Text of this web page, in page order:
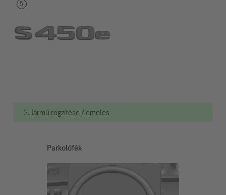
2. Jármű rögzítése / emeles
Parkolófék